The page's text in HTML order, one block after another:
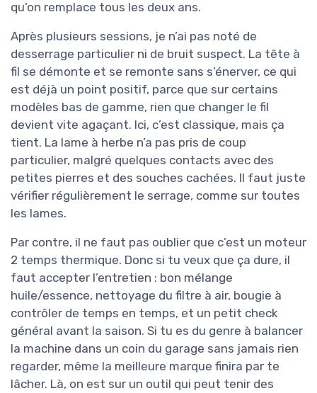
qu’on remplace tous les deux ans.
Après plusieurs sessions, je n’ai pas noté de
desserrage particulier ni de bruit suspect. La tête à
fil se démonte et se remonte sans s’énerver, ce qui
est déjà un point positif, parce que sur certains
modèles bas de gamme, rien que changer le fil
devient vite agaçant. Ici, c’est classique, mais ça
tient. La lame à herbe n’a pas pris de coup
particulier, malgré quelques contacts avec des
petites pierres et des souches cachées. Il faut juste
vérifier régulièrement le serrage, comme sur toutes
les lames.
Par contre, il ne faut pas oublier que c’est un moteur
2 temps thermique. Donc si tu veux que ça dure, il
faut accepter l’entretien : bon mélange
huile/essence, nettoyage du filtre à air, bougie à
contrôler de temps en temps, et un petit check
général avant la saison. Si tu es du genre à balancer
la machine dans un coin du garage sans jamais rien
regarder, même la meilleure marque finira par te
lâcher. Là, on est sur un outil qui peut tenir des